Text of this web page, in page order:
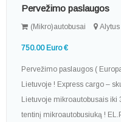
Pervežimo paslaugos
(Mikro)autobusai Alytus
750.00 Euro €
Pervežimo paslaugos (
Lietuvoje ! Express cargo –
Lietuvoje mikroautobusais iki
tentinį mikroautobusiuką !